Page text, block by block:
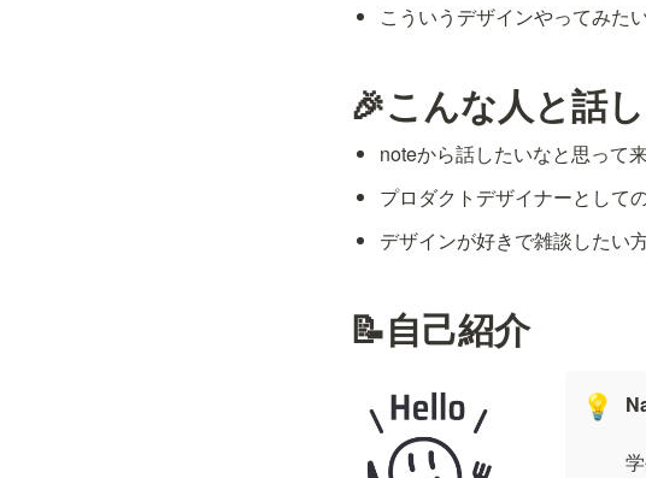
こういうデザインやってみた
🎉こんな人と話
noteから話したいなと思って
プロダクトデザイナーとして
デザインが好きで雑談したい
📝自己紹介
💡